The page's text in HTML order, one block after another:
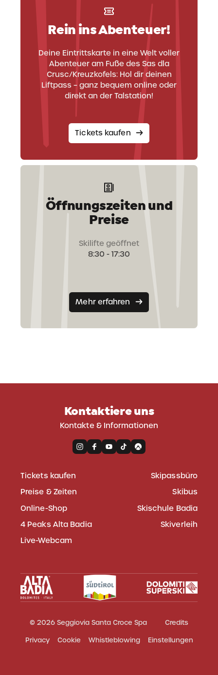
Rein ins Abenteuer!
Deine Eintrittskarte in eine Welt voller
Abenteuer am Fuße des Sas dla
Crusc/Kreuzkofels: Hol dir deinen
Liftpass – ganz bequem online oder
direkt an der Talstation!
Tickets kaufen
Öffnungszeiten und
Preise
Skilifte geöffnet
8:30 - 17:30
Mehr erfahren
Kontaktiere uns
Kontakte & Informationen
Tickets kaufen
Preise & Zeiten
Online-Shop
4 Peaks Alta Badia
Live-Webcam
Skipassbüro
Skibus
Skischule Badia
Skiverleih
© 2026 Seggiovia Santa Croce Spa
Credits
Privacy
Cookie Whistleblowing Einstellungen